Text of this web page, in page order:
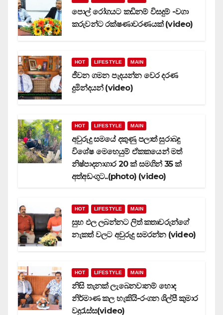
පොල් රෝගයට කඩිනම් විසදුම් -වගා
කරුවන්ට රක්ෂණාවරණයක් (video)
HOT LIFESTYLE MAIN
ජීවන ගමන පැදයන්න වෙර දරණ
දුමින්දයන් (video)
HOT LIFESTYLE MAIN
අවුරුදු සමයේ දකුණු පලාත් සුරාබදු
විශේෂ මෙහෙයුම් ඒකකයෙන් මත්
නිෂ්පාදනාගාර 20 ක් සමගින් 35 ක්
අත්අඩංගුට..(photo) (video)
HOT LIFESTYLE MAIN
සුභ ඵල ලබන්නට ලිත් කතෘවරුන්ගේ
නැකත් වලට අවුරුදු සමරන්න (video)
HOT LIFESTYLE MAIN
නිසි තැනක් ලැබෙනවානම් හොද
නිර්මාණ කල හැකියි-රංගන ශිල්පී කුමාර
වදුරැස්ස(video)